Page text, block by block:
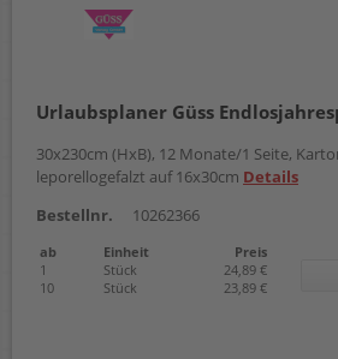
Urlaubsplaner Güss
30x230cm (HxB), 12 Monate/1 Seite,
leporellogefalzt auf 16x30cm Details
Bestellnr.
10262366
ab Einheit
Preis
1
Stück
24,89 €
10
Stück 23,89 €